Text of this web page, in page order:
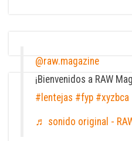
@raw.magazine
¡Bienvenidos a RAW
#lentejas #fyp #xyzbca
♬ sonido original -